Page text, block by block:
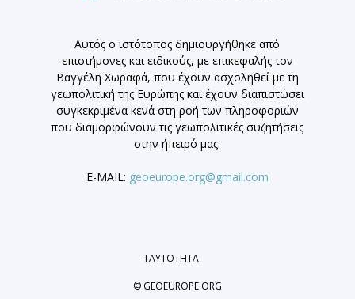
Αυτός ο ιστότοπος δημιουργήθηκε από
επιστήμονες και ειδικούς, με επικεφαλής τον
Βαγγέλη Χωραφά, που έχουν ασχοληθεί με τη
γεωπολιτική της Ευρώπης και έχουν διαπιστώσει
συγκεκριμένα κενά στη ροή των πληροφοριών
που διαμορφώνουν τις γεωπολιτικές συζητήσεις
στην ήπειρό μας.
E-MAIL: geoeurope.org@gmail.com
ΤΑΥΤΟΤΗΤΑ
© GEOEUROPE.ORG